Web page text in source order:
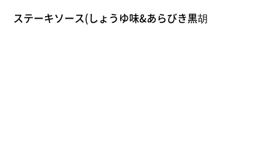
ステーキソース(しょうゆ味&あらびき黒胡